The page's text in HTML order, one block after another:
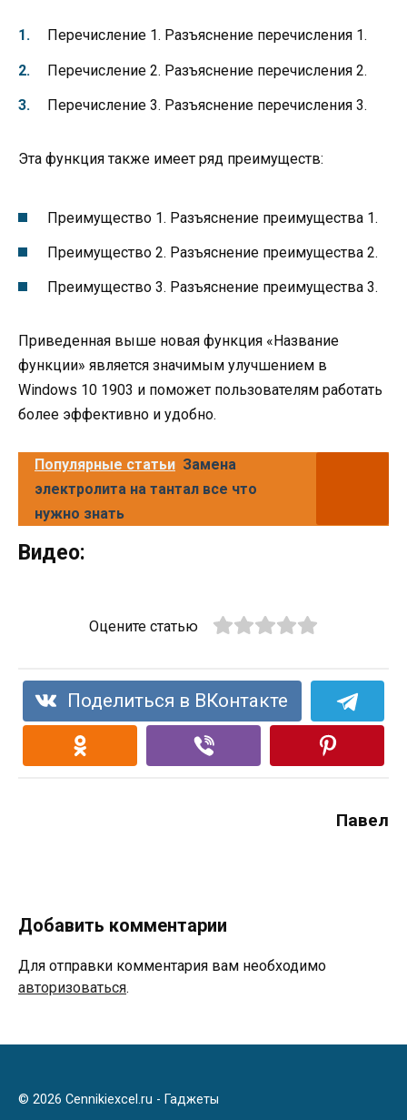
Перечисление 1. Разъяснение перечисления 1.
Перечисление 2. Разъяснение перечисления 2.
Перечисление 3. Разъяснение перечисления 3.
Эта функция также имеет ряд преимуществ:
Преимущество 1. Разъяснение преимущества 1.
Преимущество 2. Разъяснение преимущества 2.
Преимущество 3. Разъяснение преимущества 3.
Приведенная выше новая функция «Название
функции» является значимым улучшением в
Windows 10 1903 и поможет пользователям работать
более эффективно и удобно.
Популярные статьи Замена
электролита на тантал все что
нужно знать
Видео:
Оцените статью
Поделиться в ВКонтакте
Павел
Добавить комментарии
Для отправки комментария вам необходимо
авторизоваться.
© 2026 Cennikiexcel.ru - Гаджеты